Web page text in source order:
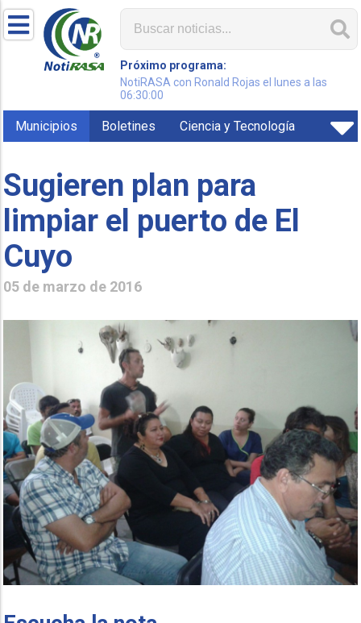
Próximo programa:
NotiRASA con Ronald Rojas el lunes a las
06:30:00
Municipios Boletines Ciencia y Tecnología
Sugieren plan para
limpiar el puerto de El
Cuyo
05 de marzo de 2016